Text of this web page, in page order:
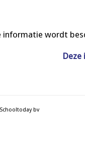
informatie wordt
Deze
bv